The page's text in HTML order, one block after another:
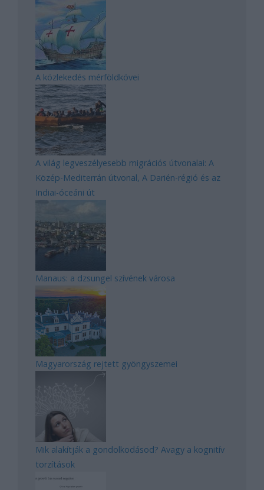
A közlekedés mérföldkövei
A világ legveszélyesebb migrációs útvonalai: A
Közép-Mediterrán útvonal, A Darién-régió és az
Indiai-óceáni út
Manaus: a dzsungel szívének városa
Magyarország rejtett gyöngyszemei
Mik alakítják a gondolkodásod? Avagy a kognitív
torzítások